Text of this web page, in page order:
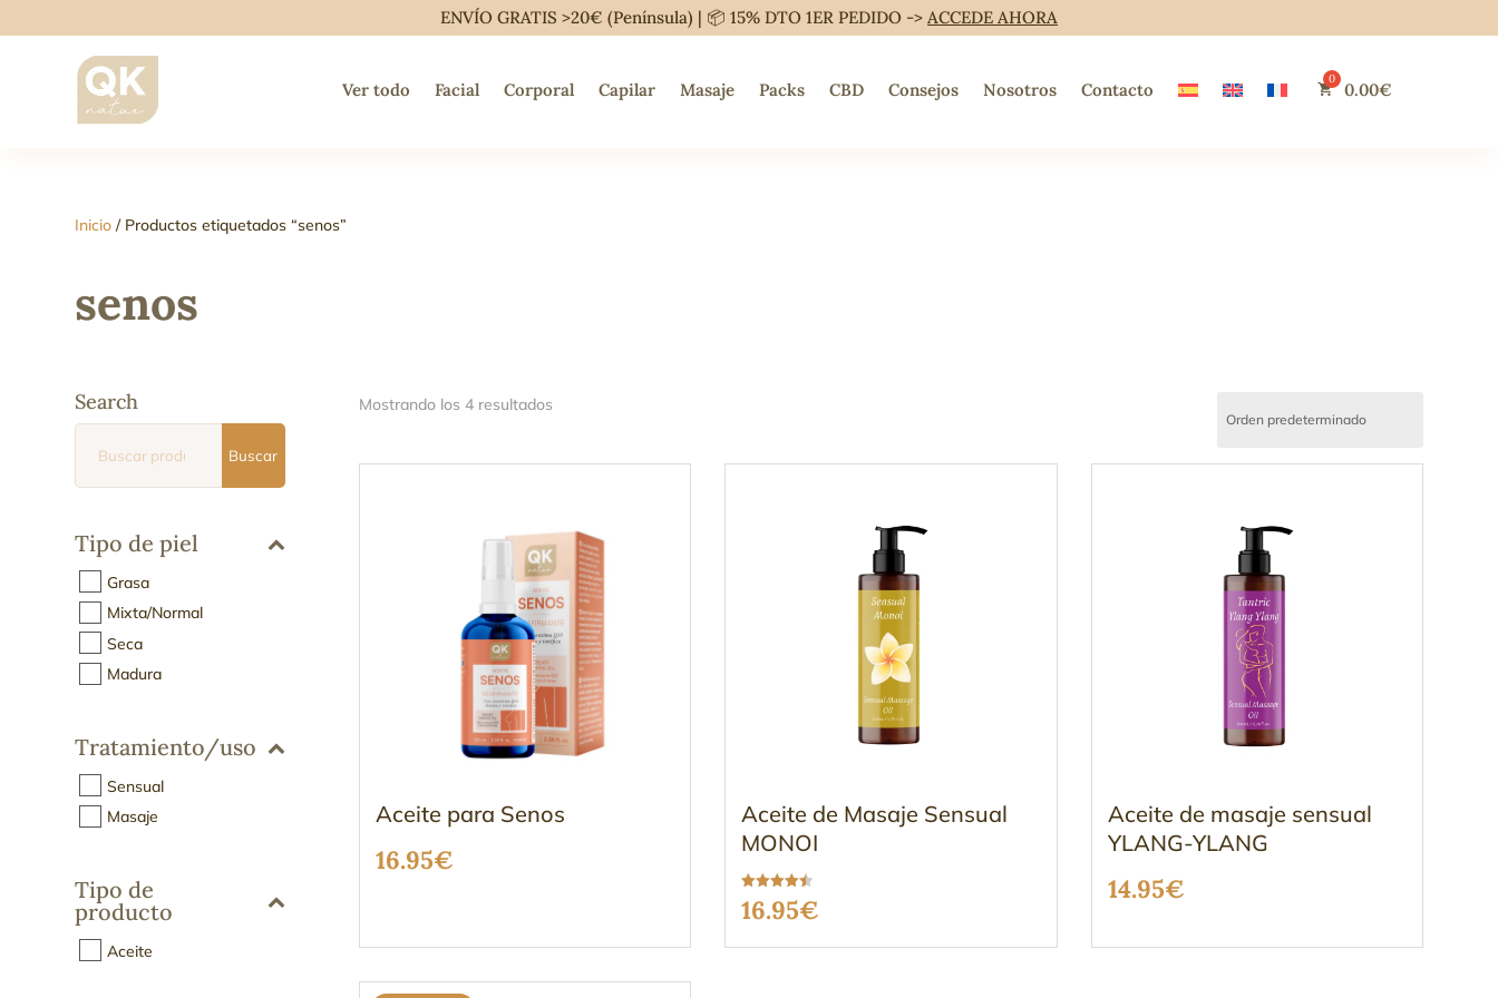
ENVÍO GRATIS >20€ (Península) | 📦 15% DTO 1ER PEDIDO -> ACCEDE AHORA
Ver todo Facial Corporal Capilar Masaje Packs CBD Consejos Nosotros Contacto 0.00€
Inicio / Productos etiquetados “senos”
senos
Search
por:
Buscar
Tipo de piel
Grasa
Mixta/Normal
Seca
Madura
Tratamiento/uso
Sensual
Masaje
Tipo de
producto
Aceite
Mostrando los 4 resultados
Aceite para Senos
16.95€
Aceite de Masaje Sensual
MONOI
Valorado
con
16.95€
Aceite de masaje sensual
YLANG-YLANG
14.95€